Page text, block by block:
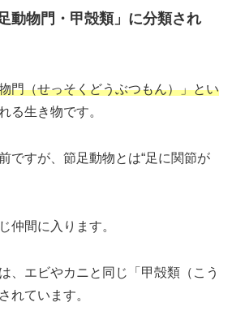
動物門・甲殻類」に分類され
門（せっそくどうぶつもん）」とい
る生き物です。
ですが、節足動物とは“足に関節が
仲間に入ります。
、エビやカニと同じ「甲殻類（こう
れています。